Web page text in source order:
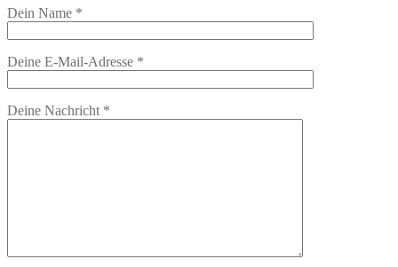
Dein Name *
Deine E-Mail-Adresse *
Deine Nachricht *